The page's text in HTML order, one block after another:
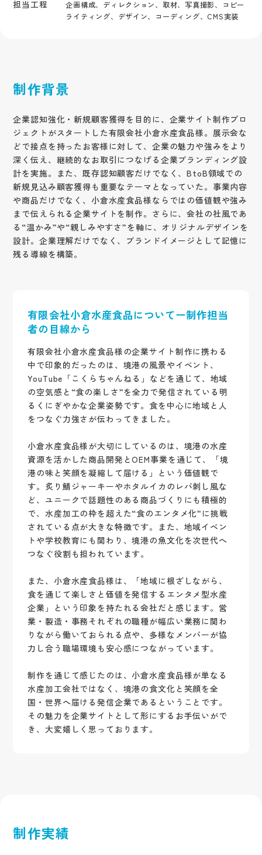
担当工程
企画構成、ディレクション、取材、写真撮影、コピー
ライティング、デザイン、コーディング、CMS実装
制作背景
企業認知強化・新規顧客獲得を目的に、企業サイト制作プロ
ジェクトがスタートした有限会社小倉水産食品様。展示会な
どで接点を持ったお客様に対して、企業の魅力や強みをより
深く伝え、継続的なお取引につなげる企業ブランディング設
計を実施。また、既存認知顧客だけでなく、BtoB領域での
新規見込み顧客獲得も重要なテーマとなっていた。事業内容
や商品だけでなく、小倉水産食品様ならではの価値観や強み
まで伝えられる企業サイトを制作。さらに、会社の社風であ
る“温かみ”や“親しみやすさ”を軸に、オリジナルデザインを
設計。企業理解だけでなく、ブランドイメージとして記憶に
残る導線を構築。
有限会社小倉水産食品についてー制作担当
者の目線から
有限会社小倉水産食品様の企業サイト制作に携わる
中で印象的だったのは、境港の風景やイベント、
YouTube「こくらちゃんねる」などを通じて、地域
の空気感と“食の楽しさ”を全力で発信されている明
るくにぎやかな企業姿勢です。食を中心に地域と人
をつなぐ力強さが伝わってきました。
小倉水産食品様が大切にしているのは、境港の水産
資源を活かした商品開発とOEM事業を通じて、「境
港の味と笑顔を凝縮して届ける」という価値観で
す。炙り鯖ジャーキーやホタルイカのレバ刺し風な
ど、ユニークで話題性のある商品づくりにも積極的
で、水産加工の枠を超えた“食のエンタメ化”に挑戦
されている点が大きな特徴です。また、地域イベン
トや学校教育にも関わり、境港の魚文化を次世代へ
つなぐ役割も担われています。
また、小倉水産食品様は、「地域に根ざしながら、
食を通じて楽しさと価値を発信するエンタメ型水産
企業」という印象を持たれる会社だと感じます。営
業・製造・事務それぞれの職種が幅広い業務に関わ
りながら働いておられる点や、多様なメンバーが協
力し合う職場環境も安心感につながっています。
制作を通じて感じたのは、小倉水産食品様が単なる
水産加工会社ではなく、境港の食文化と笑顔を全
国・世界へ届ける発信企業であるということです。
その魅力を企業サイトとして形にするお手伝いがで
き、大変嬉しく思っております。
制作実績